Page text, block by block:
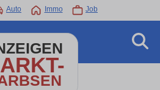
Auto Immo Job